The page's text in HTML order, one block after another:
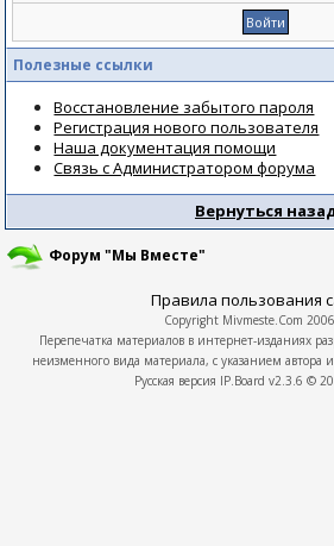
Полезные ссылки
Восстановление забытого пароля
Регистрация нового пользователя
Наша документация помощи
Связь с Администратором форума
Вернуться
Форум "Мы Вместе"
Правила пользования
Copyright Mivmeste.Com
Перепечатка материалов в интернет-изданиях
неизменного вида материала, с указанием автора
Русская версия IP.Board v2.3.6 ©